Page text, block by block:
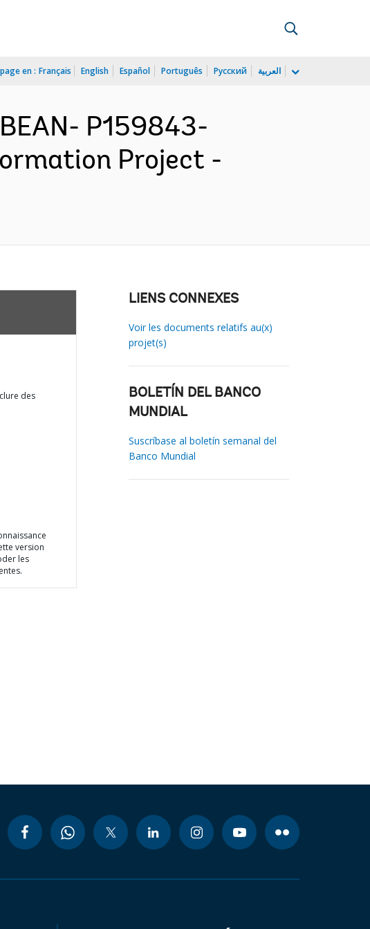
en : Français English Español Português Русский العربية
P159843-
Project -
des
version
les
LIENS CONNEXES
Voir les documents relatifs au(x)
projet(s)
BOLETÍN DEL BANCO
MUNDIAL
Suscríbase al boletín semanal del
Banco Mundial